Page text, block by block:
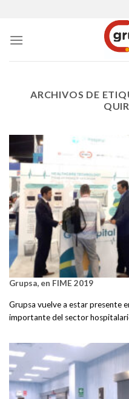
content
ARCHIVOS DE
Grupsa, en FIME 2019
Grupsa vuelve a estar presente
importante del sector